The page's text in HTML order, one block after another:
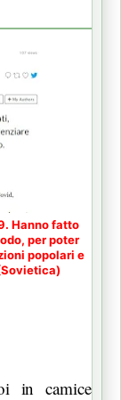
Hanno fatto
per poter
popolari e
in camice